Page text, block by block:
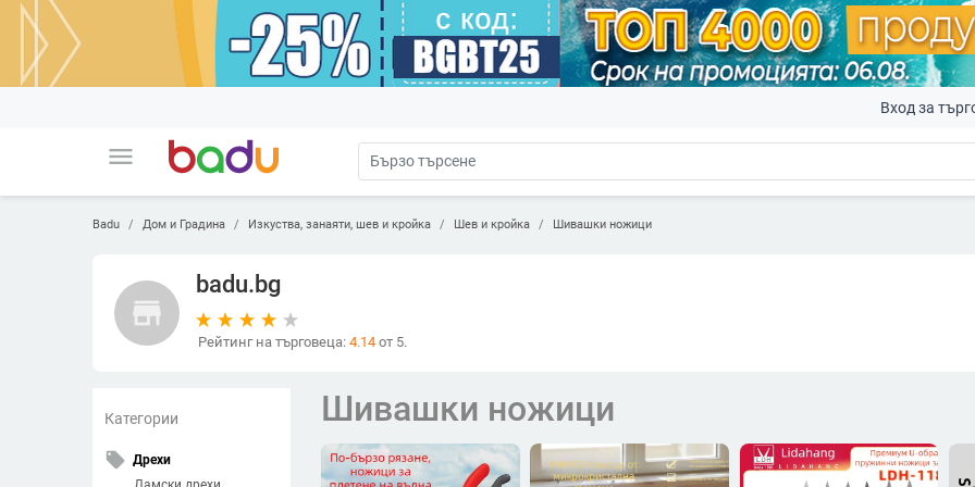
menu
Вход за
Badu Дом и Градина Изкуства, занаяти, шев и кройка Шев и кройка Шивашки ножици
store
badu.bg
Рейтинг на търговеца: 4.14 от 5.
Категории
local_offer Дрехи
Шивашки ножици